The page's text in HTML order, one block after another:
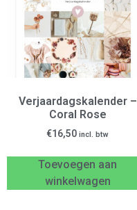
Verjaardagskalender –
Coral Rose
€16,50 incl. btw
Toevoegen aan
winkelwagen